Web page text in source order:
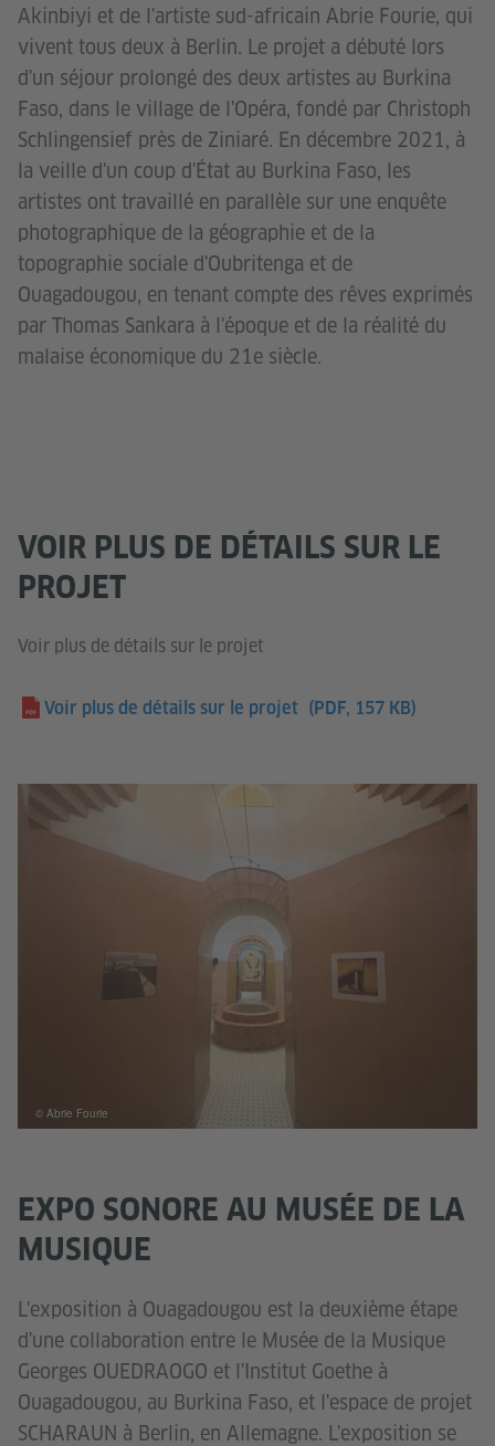
Akinbiyi et de l'artiste sud-africain Abrie Fourie, qui
vivent tous deux à Berlin. Le projet a débuté lors
d'un séjour prolongé des deux artistes au Burkina
Faso, dans le village de l'Opéra, fondé par Christoph
Schlingensief près de Ziniaré. En décembre 2021, à
la veille d'un coup d'État au Burkina Faso, les
artistes ont travaillé en parallèle sur une enquête
photographique de la géographie et de la
topographie sociale d'Oubritenga et de
Ouagadougou, en tenant compte des rêves exprimés
par Thomas Sankara à l'époque et de la réalité du
malaise économique du 21e siècle.
VOIR PLUS DE DÉTAILS SUR LE
PROJET
Voir plus de détails sur le projet
Voir plus de détails sur le projet (PDF, 157 KB)
EXPO SONORE AU MUSÉE DE LA
MUSIQUE
L'exposition à Ouagadougou est la deuxième étape
d'une collaboration entre le Musée de la Musique
Georges OUEDRAOGO et l'Institut Goethe à
Ouagadougou, au Burkina Faso, et l'espace de projet
SCHARAUN à Berlin, en Allemagne. L'exposition se
© Abrie Fourie